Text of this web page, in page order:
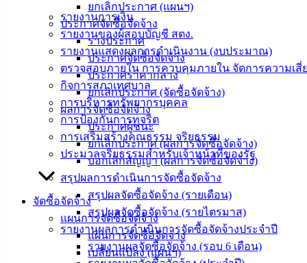
ยกเลิกประกาศ (แผนฯ)
ประกาศจัดซื้อจัดจ้าง
ร่างประกาศ
ประกาศจัดซื้อจัดจ้าง
ประกาศราคากลาง
ยกเลิกประกาศ (จัดซื้อจัดจ้าง)
ผลการจัดซื้อจัดจ้าง
ประกาศผู้ชนะ
ยกเลิกประกาศ (ผลการจัดซื้อจัดจ้าง)
บอกเลิกสัญญา (ผลการจัดซื้อจัดจ้าง)
สรุปผลการดำเนินการจัดซื้อจัดจ้าง
สรุปผลจัดซื้อจัดจ้าง (รายเดือน)
สรุปผลจัดซื้อจัดจ้าง (รายไตรมาส)
รายงานผลการดำเนินการจัดซื้อจัดจ้างประจำปี
รายงานผลจัดซื้อจัดจ้าง (รอบ 6 เดือน)
รายงานการเงิน
รายงานของผู้สอบบัญชี สตง.
รายงานแสดงผลการดำเนินงาน (งบประมาณ)
ตรวจสอบภายใน การควบคุมภายใน จัดการความเสี่
กิจการสภาเทศบาล
การบริหารทรัพยากรบุคคล
การป้องกันการทุจริต
การเสริมสร้างคุณธรรม จริยธรรม
ประมวลจริยธรรมสำหรับเจ้าหน้าที่ของรัฐ
จัดซื้อจัดจ้าง
แผนการจัดซื้อจัดจ้าง
แผนการจัดซื้อจัดจ้าง
เปลี่ยนแปลง (แผนฯ)
038-
142-100-104
บริการ
ประชาชน
ดาวน์โหลด
แบบ
ฟอร์ม,
เอกสาร
คู่มือ
สำหรับ
ประชาชน/